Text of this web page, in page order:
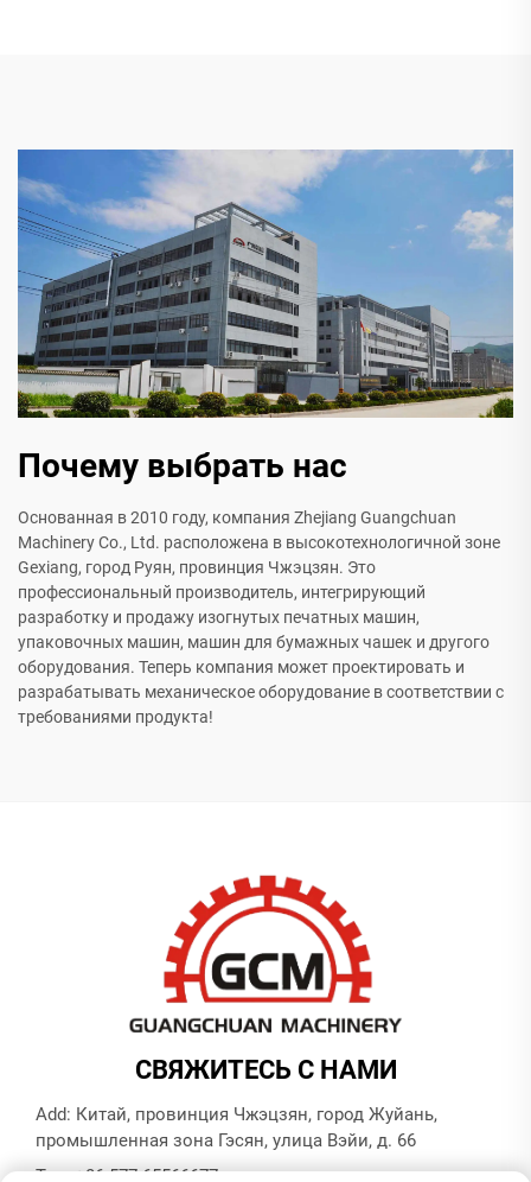
Почему выбрать нас
Основанная в 2010 году, компания Zhejiang Guangchuan
Machinery Co., Ltd. расположена в высокотехнологичной зоне
Gexiang, город Руян, провинция Чжэцзян. Это
профессиональный производитель, интегрирующий
разработку и продажу изогнутых печатных машин,
упаковочных машин, машин для бумажных чашек и другого
оборудования. Теперь компания может проектировать и
разрабатывать механическое оборудование в соответствии с
требованиями продукта!
СВЯЖИТЕСЬ С НАМИ
Add: Китай, провинция Чжэцзян, город Жуйань,
промышленная зона Гэсян, улица Вэйи, д. 66
Тел.:+86-577-65566677